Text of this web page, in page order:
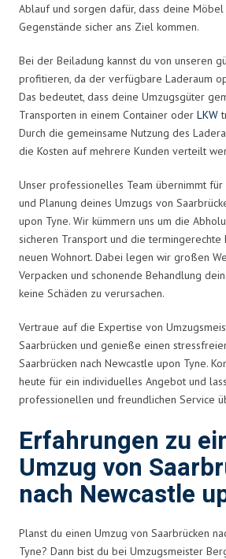
Ablauf und sorgen dafür, dass deine
Gegenstände sicher ans Ziel kommen.
Bei der Beiladung kannst du von unseren
profitieren, da der verfügbare Laderaum
Das bedeutet, dass deine Umzugsgüter
Transporten in einem Container oder LKW
Durch die gemeinsame Nutzung des
die Kosten auf mehrere Kunden verteilt
Unser professionelles Team übernimmt für
und Planung deines Umzugs von
upon Tyne. Wir kümmern uns um die
sicheren Transport und die termingerechte
neuen Wohnort. Dabei legen wir großen
Verpacken und schonende Behandlung
keine Schäden zu verursachen.
Vertraue auf die Expertise von
Saarbrücken und genieße einen
Saarbrücken nach Newcastle upon Tyne.
heute für ein individuelles Angebot und
professionellen und freundlichen Service
Erfahrungen zu
Umzug von
nach Newcastle
Planst du einen Umzug von Saarbrücken
Tyne? Dann bist du bei Umzugsmeister